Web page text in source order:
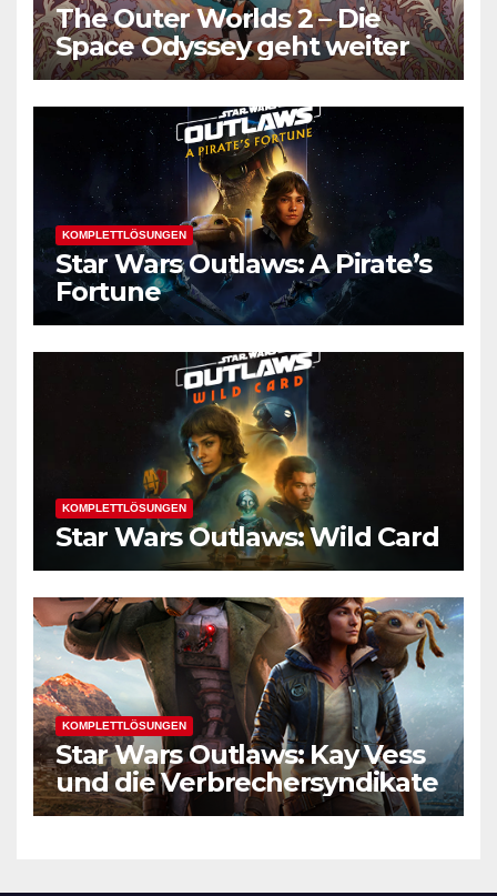
The Outer Worlds 2 – Die
Space Odyssey geht weiter
KOMPLETTLÖSUNGEN
Star Wars Outlaws: A Pirate’s
Fortune
KOMPLETTLÖSUNGEN
Star Wars Outlaws: Wild Card
KOMPLETTLÖSUNGEN
Star Wars Outlaws: Kay Vess
und die Verbrechersyndikate